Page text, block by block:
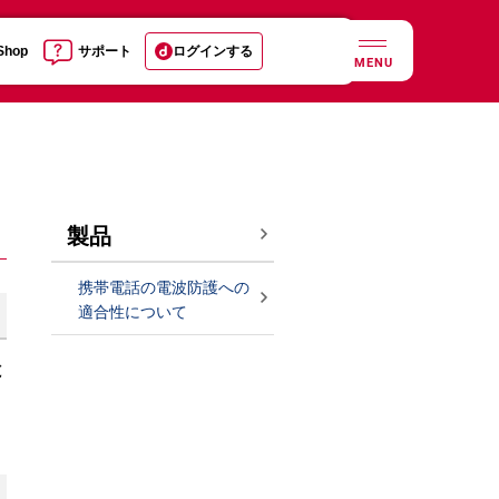
サポート ログインする
MENU
製品
携帯電話の電波防護への
適合性について